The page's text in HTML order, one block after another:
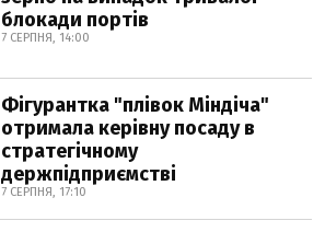
блокади портів
7 СЕРПНЯ, 14:00
Фігурантка "плівок Міндіча"
отримала керівну посаду в
стратегічному
держпідприємстві
7 СЕРПНЯ, 17:10